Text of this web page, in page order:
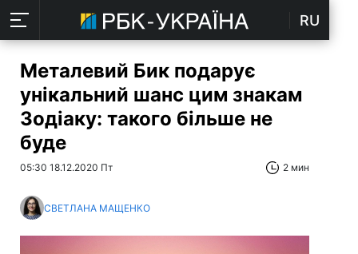
RU
Металевий Бик подарує
унікальний шанс цим знакам
Зодіаку: такого більше не
буде
05:30 18.12.2020 Пт 2 мин
СВЕТЛАНА МАЩЕНКО